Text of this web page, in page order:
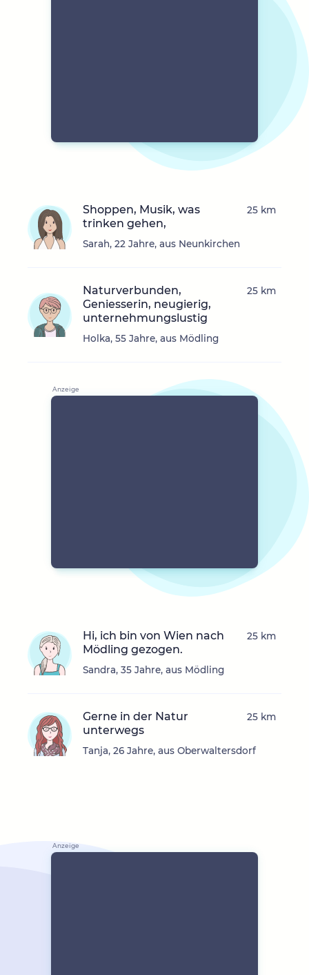
Shoppen, Musik, was
trinken gehen,
Sarah, 22 Jahre, aus Neunkirchen
25 km
Naturverbunden,
Geniesserin, neugierig,
unternehmungslustig
Holka, 55 Jahre, aus Mödling
25 km
Hi, ich bin von Wien nach
Mödling gezogen.
Sandra, 35 Jahre, aus Mödling
25 km
Gerne in der Natur
unterwegs
Tanja, 26 Jahre, aus Oberwaltersdorf
25 km